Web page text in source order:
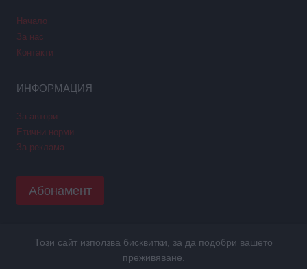
Начало
За нас
Контакти
ИНФОРМАЦИЯ
За автори
Етични норми
За реклама
Абонамент
Copyright © 2026 GPNews. Всички права запазени.
Този сайт използва бисквитки, за да подобри вашето
преживяване.